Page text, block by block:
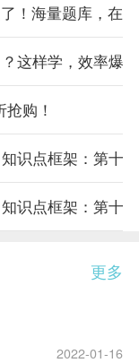
！海量题库，在
这样学，效率爆表
购！
识点框架：第十
识点框架：第十
更多
2022-01-16